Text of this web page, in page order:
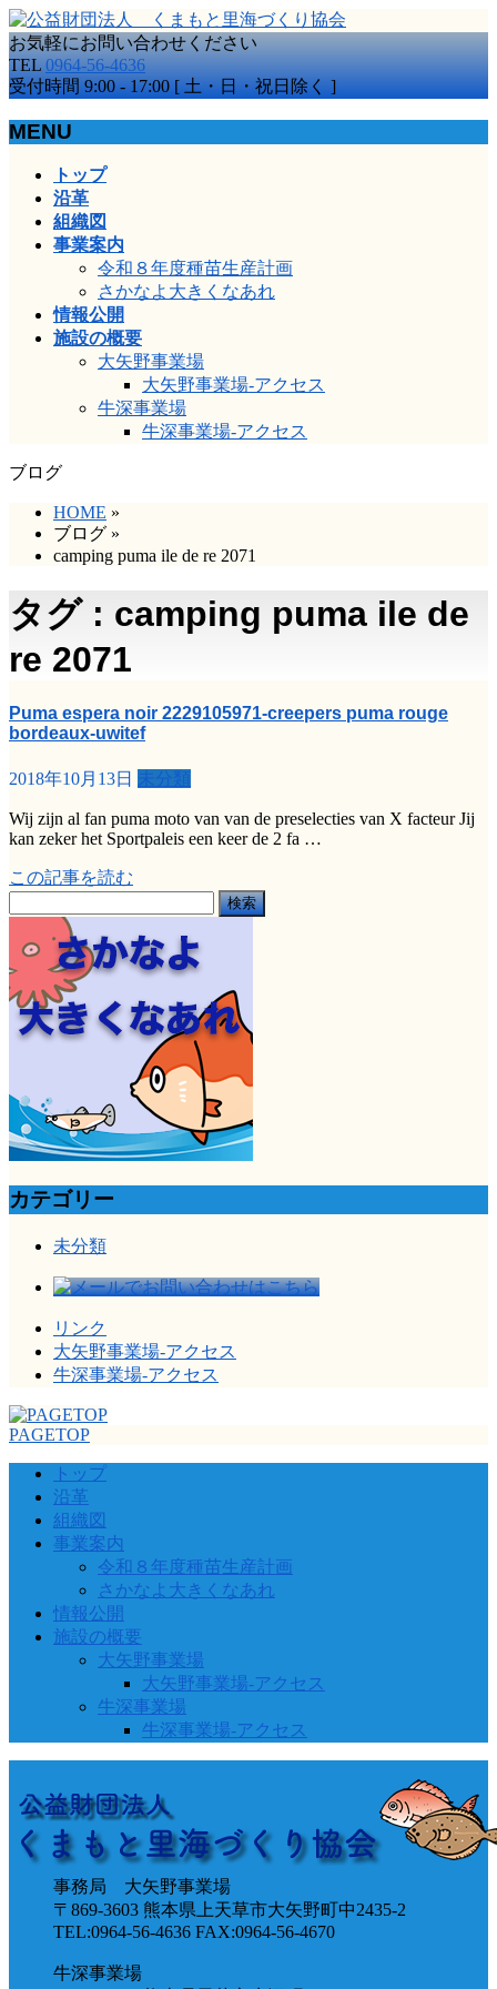
お気軽にお問い合わせください
TEL 0964-56-4636
受付時間 9:00 - 17:00 [ 土・日・祝日除く ]
MENU
トップ
沿革
組織図
事業案内
令和８年度種苗生産計画
さかなよ大きくなあれ
情報公開
施設の概要
大矢野事業場
大矢野事業場-アクセス
牛深事業場
牛深事業場-アクセス
ブログ
HOME »
ブログ »
camping puma ile de re 2071
タグ : camping puma ile de
re 2071
Puma espera noir 2229105971-creepers puma rouge
bordeaux-uwitef
2018年10月13日 未分類
Wij zijn al fan puma moto van van de preselecties van X facteur Jij
kan zeker het Sportpaleis een keer de 2 fa …
この記事を読む
索:
カテゴリー
未分類
リンク
大矢野事業場-アクセス
牛深事業場-アクセス
PAGETOP
トップ
沿革
組織図
事業案内
令和８年度種苗生産計画
さかなよ大きくなあれ
情報公開
施設の概要
大矢野事業場
大矢野事業場-アクセス
牛深事業場
牛深事業場-アクセス
事務局 大矢野事業場
〒869-3603 熊本県上天草市大矢野町中2435-2
TEL:0964-56-4636 FAX:0964-56-4670
牛深事業場